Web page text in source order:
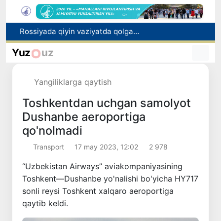
2030 yilgacha xavfli chiqindilarni qayta ishlash darajasi 20 foizga yetkaziladi
Oʻzbekiston ilk bor Xalqaro informatika olimpiadasi — IOI 2026ga mezbonlik qiladi
Yuz uz
Yangiliklarga qaytish
Toshkentdan uchgan samolyot
Dushanbe aeroportiga
qo'nolmadi
Transport 17 may 2023, 12:02 2 978
“Uzbekistan Airways” aviakompaniyasining
Toshkent—Dushanbe yo'nalishi bo'yicha HY717
sonli reysi Toshkent xalqaro aeroportiga
qaytib keldi.